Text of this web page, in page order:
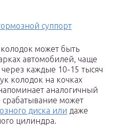
суппорт
может быть
автомобилей, чаще
каждые 10-15 тысяч
колодок на кочках
аналогичный
срабатывание может
диска или даже
цилиндра.